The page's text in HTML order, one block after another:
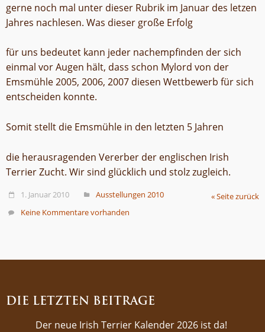
gerne noch mal unter dieser Rubrik im Januar des letzen
Jahres nachlesen. Was dieser große Erfolg
für uns bedeutet kann jeder nachempfinden der sich
einmal vor Augen hält, dass schon Mylord von der
Emsmühle 2005, 2006, 2007 diesen Wettbewerb für sich
entscheiden konnte.
Somit stellt die Emsmühle in den letzten 5 Jahren
die herausragenden Vererber der englischen Irish
Terrier Zucht. Wir sind glücklich und stolz zugleich.
« Seite zurück
1. Januar 2010
Ausstellungen 2010
Keine Kommentare vorhanden
DIE LETZTEN BEITRÄGE
Der neue Irish Terrier Kalender 2026 ist da!